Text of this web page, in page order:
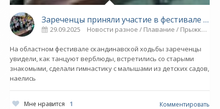
Зареченцы приняли участие в фестивале скандинавской ходьбы - СПОРТ
29.09.2025 Новости разное / Плавание / Прыжки в воду / Гимнастика / Спорт / Многоборье / Другие виды спорта
На областном фестивале скандинавской ходьбы зареченцы
увидели, как танцуют верблюды, встретились со старыми
знакомыми, сделали гимнастику с малышами из детских садов,
наелись
Мне нравится 1 Комментировать